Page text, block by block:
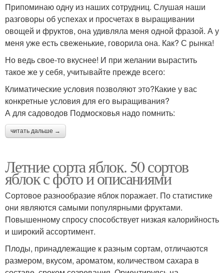
Припоминаю одну из наших сотрудниц. Слушая наши
разговоры об успехах и просчетах в выращивании
овощей и фруктов, она удивляла меня одной фразой. А у
меня уже есть свеженькие, говорила она. Как? С рынка!
Но ведь свое-то вкуснее! И при желании вырастить
такое же у себя, учитывайте прежде всего:
Климатические условия позволяют это?Какие у вас
конкретные условия для его выращивания?
А для садоводов Подмосковья надо помнить:
читать дальше →
Летние сорта яблок. 50 сортов
яблок с фото и описаниями
Сортовое разнообразие яблок поражает. По статистике
они являются самыми популярными фруктами.
Повышенному спросу способствует низкая калорийность
и широкий ассортимент.
Плоды, принадлежащие к разным сортам, отличаются
размером, вкусом, ароматом, количеством сахара в